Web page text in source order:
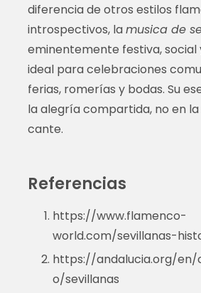
diferencia de otros estilos
introspectivos, lamusica de
eminentemente festiva, social
ideal para celebraciones
ferias, romerías y bodas. Su
la alegría compartida, no en
cante.
Referencias
https://www.flamenco-
world.com/sevillanas-
https://andalucia.org/
o/sevillanas